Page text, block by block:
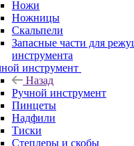
Ножи
Ножницы
Скальпели
Запасные части для
инструмента
инструмент
Назад
Ручной инструмент
Пинцеты
Надфили
Тиски
Степлеры и скобы